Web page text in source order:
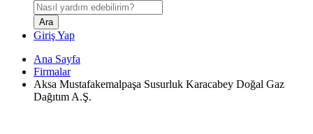
Giriş Yap
Ana Sayfa
Firmalar
Aksa Mustafakemalpaşa Susurluk Karacabey Doğal Gaz
Dağıtım A.Ş.